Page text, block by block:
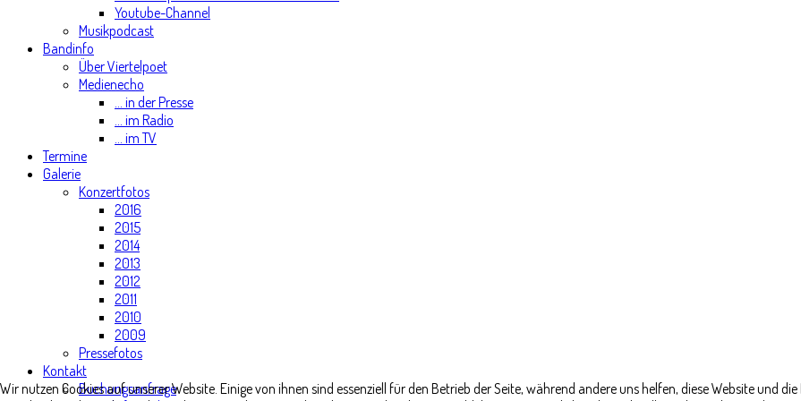
Youtube-Channel
Musikpodcast
Bandinfo
Über Viertelpoet
Medienecho
... in der Presse
... im Radio
... im TV
Termine
Galerie
Konzertfotos
2016
2015
2014
2013
2012
2011
2010
2009
Pressefotos
Kontakt
Buchungsanfrage
Wir nutzen Cookies auf unserer Website. Einige von ihnen sind essenziell für den Betrieb der Seite, während andere uns helfen, diese Website und